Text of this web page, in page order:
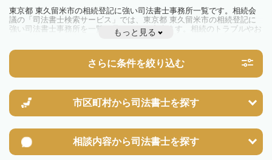
東京都 東久留米市の相続登記に強い司法書士事務所一覧です。相続会
議の「司法書士検索サービス」では、東京都 東久留米市の相続登記に
強い司法書士事務所を一覧で見ることが出来ます。相続のトラブルやお
悩みを抱えている方は一度近隣の司法書士に相談してみましょう。
不動産を相続した場合、相続を知った日から3年以内に登記しないと、
10万円以下の過料が科せられるため、速やかな手続きが必要です。義務
化前の相続も対象となるため注意しましょう。
す。その他の相続手続きも任せることが可能です。
また、義務化に伴い、相続人申告登記制度が創設されました。遺産分割
の話し合いがまとまらず登記できない場合は、この制度の活用を検討し
もっと見る
さらに条件を絞り込む
市区町村から司法書士を探す
相談内容から司法書士を探す